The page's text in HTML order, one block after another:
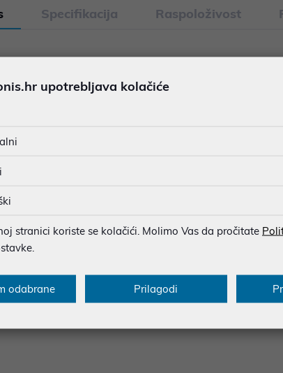
Specifikacija Raspoloživost
BKM0S0 CW100 je bežični set tipkovnice i miša
tipke čine ga idealnim za ured, školu ili kućnu
mm, Miš: 112.5 (L) * 60 (W) * 36.7 (H) mm
(s baterijom)
AAA1
upotrebljava kolačiće
stranici koriste se kolačići. Molimo Vas da pročitate
odabrane Prilagodi